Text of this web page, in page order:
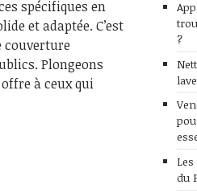
spécifiques en
et adaptée. C’est
couverture
Plongeons
à ceux qui
?
du